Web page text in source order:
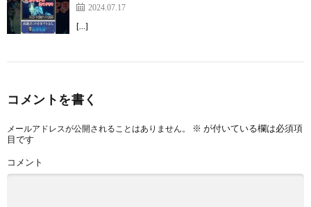
2024.07.17
[…]
コメントを書く
メールアドレスが公開されることはありません。 ※ が付いている欄は必須項
目です
コメント